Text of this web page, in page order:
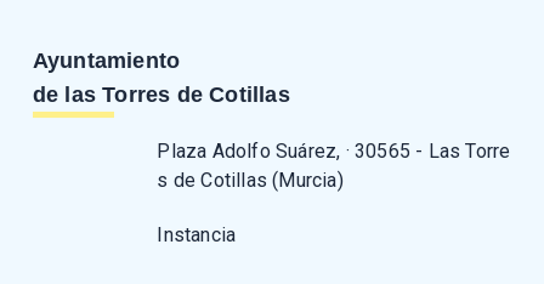
Ayuntamiento
de las Torres de Cotillas
Plaza Adolfo Suárez, · 30565 - Las Torre
s de Cotillas (Murcia)
Instancia